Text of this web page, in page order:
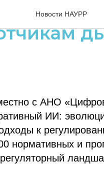
Новости НАУРР
с АНО
ИИ:
к
нормативных и